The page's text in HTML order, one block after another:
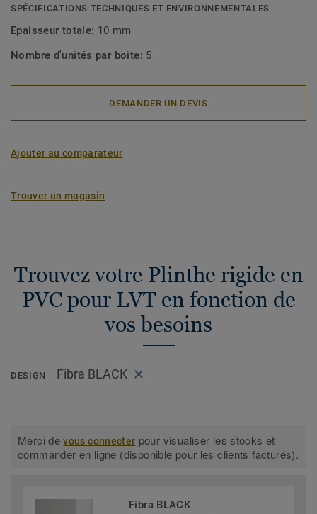
SPÉCIFICATIONS TECHNIQUES ET ENVIRONNEMENTALES
Epaisseur totale: 10 mm
Nombre d'unités par boite: 5
DEMANDER UN DEVIS
Ajouter au comparateur
Trouver un magasin
Trouvez votre Plinthe rigide en
PVC pour LVT en fonction de
vos besoins
DESIGN Fibra BLACK
Merci devous connecter pour visualiser les stocks et
commander en ligne (disponible pour les clients facturés).
Fibra BLACK